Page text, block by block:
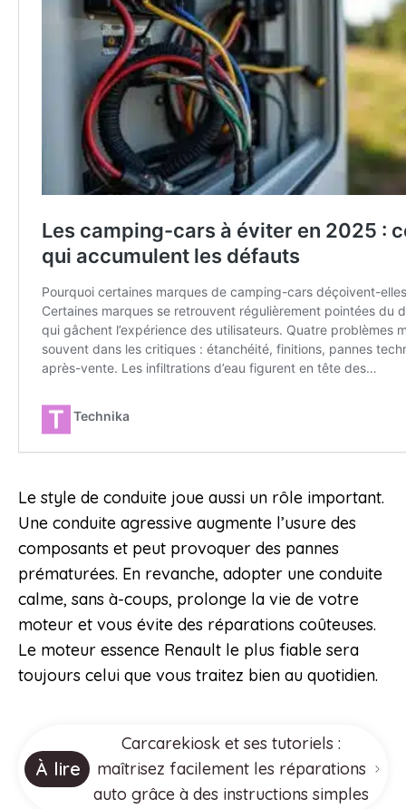
Le style de conduite joue aussi un rôle important.
Une conduite agressive augmente l’usure des
composants et peut provoquer des pannes
prématurées. En revanche, adopter une conduite
calme, sans à-coups, prolonge la vie de votre
moteur et vous évite des réparations coûteuses.
Le moteur essence Renault le plus fiable sera
toujours celui que vous traitez bien au quotidien.
À lire
Carcarekiosk et ses tutoriels :
maîtrisez facilement les réparations
auto grâce à des instructions simples